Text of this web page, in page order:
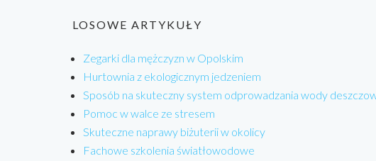
LOSOWE ARTYKUŁY
Zegarki dla mężczyzn w Opolskim
Hurtownia z ekologicznym jedzeniem
Sposób na skuteczny system odprowadzania wody
Pomoc w walce ze stresem
Skuteczne naprawy biżuterii w okolicy
Fachowe szkolenia światłowodowe